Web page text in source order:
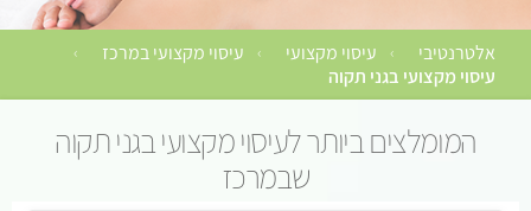
אלטרנטיבי › עיסוי מקצועי › עיסוי מקצועי במרכז ›
עיסוי מקצועי בגני תקוה
המומלצים ביותר לעיסוי מקצועי בגני תקוה
שבמרכז